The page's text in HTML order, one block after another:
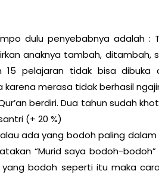
dulu penyebabnya adalah :
anaknya tambah,
15 pelajaran tidak bisa
merasa tidak berhasil
berdiri. Dua tahun sudah
(+ 20 %)
ada yang bodoh paling
“Murid saya bodoh-bodoh”
yang bodoh seperti itu maka